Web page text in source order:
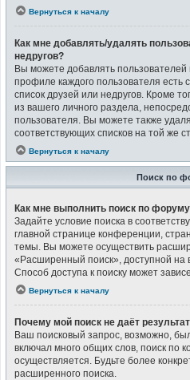
Вернуться к началу
Как мне добавлять/удалять
недругов?
Вы можете добавлять пользователей
профиле каждого пользователя есть
список друзей или недругов. Кроме
из вашего личного раздела,
пользователя. Вы можете также
соответствующих списков на той же
Вернуться к началу
Поиск по
Как мне выполнить поиск по
Задайте условие поиска в
главной странице конференции,
темы. Вы можете осуществить
«Расширенный поиск», доступной на
Способ доступа к поиску может
Вернуться к началу
Почему мой поиск не даёт
Ваш поисковый запрос, возможно,
включал много общих слов, поиск по
осуществляется. Будьте более
расширенного поиска.